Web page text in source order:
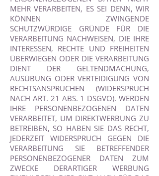
MEHR VERARBEITEN, ES SEI DENN, WIR
KÖNNEN ZWINGENDE
SCHUTZWÜRDIGE GRÜNDE FÜR DIE
VERARBEITUNG NACHWEISEN, DIE IHRE
INTERESSEN, RECHTE UND FREIHEITEN
ÜBERWIEGEN ODER DIE VERARBEITUNG
DIENT DER GELTENDMACHUNG,
AUSÜBUNG ODER VERTEIDIGUNG VON
RECHTSANSPRÜCHEN (WIDERSPRUCH
NACH ART. 21 ABS. 1 DSGVO). WERDEN
IHRE PERSONENBEZOGENEN DATEN
VERARBEITET, UM DIREKTWERBUNG ZU
BETREIBEN, SO HABEN SIE DAS RECHT,
JEDERZEIT WIDERSPRUCH GEGEN DIE
VERARBEITUNG SIE BETREFFENDER
PERSONENBEZOGENER DATEN ZUM
ZWECKE DERARTIGER WERBUNG